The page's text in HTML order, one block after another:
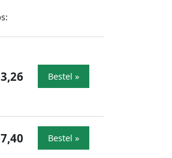
Bestel »
Bestel »